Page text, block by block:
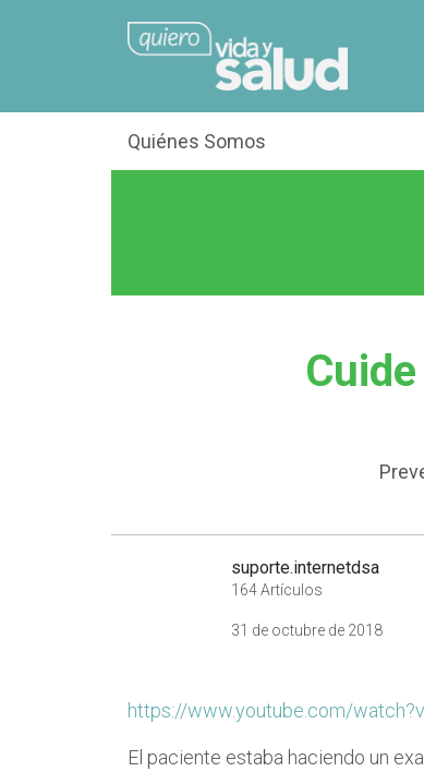
Quiénes Somos
suporte.internetdsa
164 Artículos
31 de octubre de 2018
https://www.youtube.com/
El paciente estaba haciendo un